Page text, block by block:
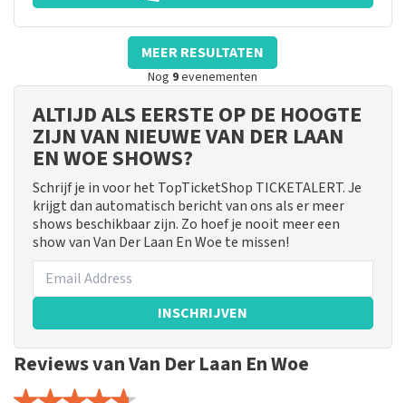
MEER RESULTATEN
Nog 9evenementen
ALTIJD ALS EERSTE OP DE HOOGTE
ZIJN VAN NIEUWE VAN DER LAAN
EN WOE SHOWS?
Schrijf je in voor het TopTicketShop TICKETALERT. Je
krijgt dan automatisch bericht van ons als er meer
shows beschikbaar zijn. Zo hoef je nooit meer een
show van Van Der Laan En Woe te missen!
INSCHRIJVEN
Reviews van Van Der Laan En Woe